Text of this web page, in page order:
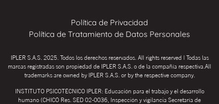
Política de Privacidad
Política de Tratamiento de Datos Personales
IPLER S.A.S. 2025. Todos los derechos reservados. All rights reserved | Todas las
marcas registradas son propiedad de IPLER S.A.S. o de la compañía respectiva.All
trademarks are owned by IPLER S.A.S. or by the respective company.
INSTITUTO PSICOTÉCNICO IPLER: Educación para el trabajo y el desarrollo
humano (CHICÓ Res. SED 02-0036, Inspección y vigilancia Secretaría de